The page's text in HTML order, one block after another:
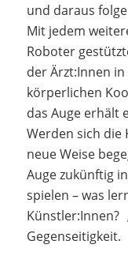
und daraus
Mit jedem
Roboter
der Ärzt:Innen
körperlichen
das Auge erhält
Werden sich die
neue Weise
Auge zukünftig
spielen – was
Künstler:Innen?
Gegenseitigkeit.